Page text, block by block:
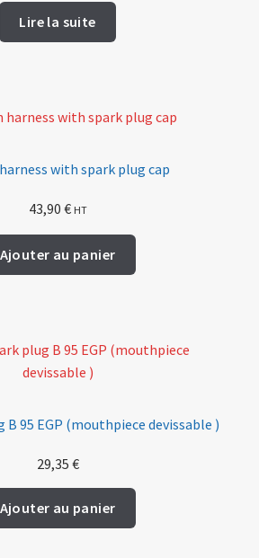
Lire la suite
with spark plug cap
43,90 € HT
Ajouter au panier
B 95 EGP (mouthpiece devissable )
29,35 €
Ajouter au panier